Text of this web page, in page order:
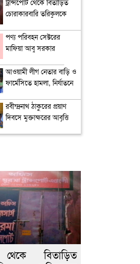
ট্রান্সপোর্ট থেকে বিতাড়িত
চোরাকারবারি তরিকুলকে
পণ্য পরিবহন সেক্টরের
মাফিয়া আবু সরকার
আওয়ামী লীগ নেতার বাড়ি ও
ফার্মেসিতে হামলা, নির্যাতনে
রবীন্দ্রনাথ ঠাকুরের প্রয়াণ
দিবসে মুক্তাক্ষরের আবৃত্তি
থেকে বিতাড়িত